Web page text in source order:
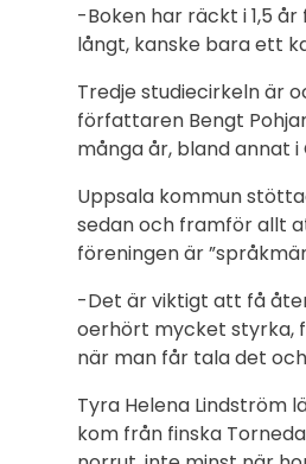
-Boken har räckt i 1,5
långt, kanske bara ett
Tredje studiecirkeln är
författaren Bengt
många år, bland annat
Uppsala kommun
sedan och framför allt
föreningen är
-Det är viktigt att få
oerhört mycket styrka,
när man får tala det
Tyra Helena Lindström
kom från finska